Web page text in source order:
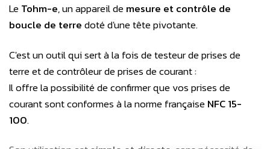
LeTohm-e, un appareil demesure et contrôle de
boucle de terredoté d'une tête pivotante.
C'est un outil qui sert à la fois de testeur de prises de
terre et de contrôleur de prises de courant :
Il offre la possibilité de confirmer que vos prises de
courant sont conformes à la norme françaiseNFC 15-
100.